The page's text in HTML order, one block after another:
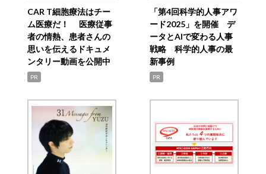
CAR T細胞療法はチー
ム医療だ！ 医療従事
者の情熱、患者さんの
思いを伝えるドキュメ
ンタリー動画を公開中
PR
「第4回科学的人事アワ
ード2025」を開催 デ
ータとAIで変わる人事
戦略 科学的人事の最
新事例
PR